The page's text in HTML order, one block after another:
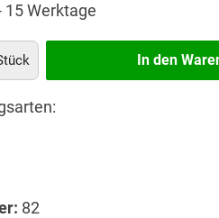
15 Werktage
In den
82